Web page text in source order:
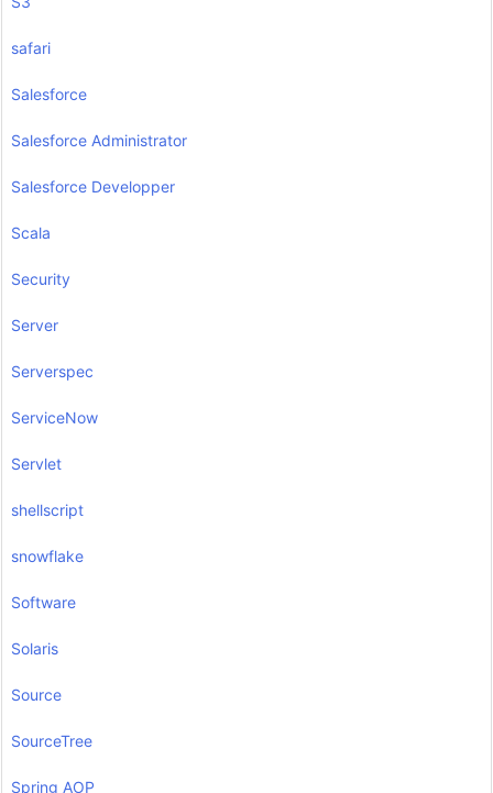
safari
Salesforce
Salesforce Administrator
Salesforce Developper
Scala
Security
Server
Serverspec
ServiceNow
Servlet
shellscript
snowflake
Software
Solaris
Source
SourceTree
Spring AOP